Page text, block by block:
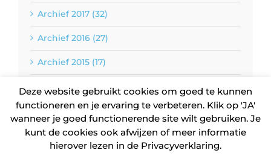
Archief 2017 (32)
Archief 2016 (27)
Archief 2015 (17)
Archief 2014 (13)
Copyright 2014-2026 BALANS Boxtel
Design by GET TO THE PO!NT
Privacyverklaring
Deze website gebruikt cookies om goed te kunnen
functioneren en je ervaring te verbeteren. Klik op 'JA'
wanneer je goed functionerende site wilt gebruiken. Je
kunt de cookies ook afwijzen of meer informatie
hierover lezen in de Privacyverklaring.